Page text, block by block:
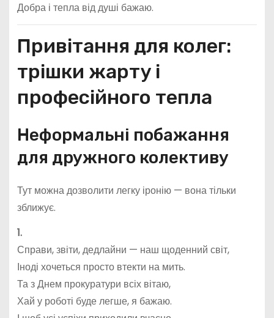
Добра і тепла від душі бажаю.
Привітання для колег:
трішки жарту і
професійного тепла
Неформальні побажання
для дружного колективу
Тут можна дозволити легку іронію — вона тільки
зближує.
1.
Справи, звіти, дедлайни — наш щоденний світ,
Іноді хочеться просто втекти на мить.
Та з Днем прокуратури всіх вітаю,
Хай у роботі буде легше, я бажаю.